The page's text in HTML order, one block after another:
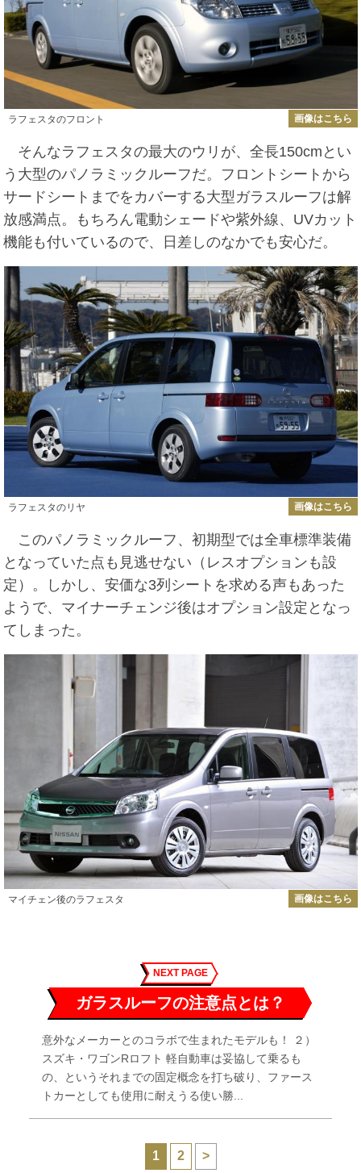
ラフェスタのフロント 画像はこちら
そんなラフェスタの最大のウリが、全長150cmとい
う大型のパノラミックルーフだ。フロントシートから
サードシートまでをカバーする大型ガラスルーフは解
放感満点。もちろん電動シェードや紫外線、UVカット
機能も付いているので、日差しのなかでも安心だ。
ラフェスタのリヤ 画像はこちら
このパノラミックルーフ、初期型では全車標準装備
となっていた点も見逃せない（レスオプションも設
定）。しかし、安価な3列シートを求める声もあった
ようで、マイナーチェンジ後はオプション設定となっ
てしまった。
マイチェン後のラフェスタ 画像はこちら
NEXT PAGE
ガラスルーフの注意点とは？
意外なメーカーとのコラボで生まれたモデルも！ ２）
スズキ・ワゴンRロフト 軽自動車は妥協して乗るも
の、というそれまでの固定概念を打ち破り、ファース
トカーとしても使用に耐えうる使い勝...
1 2 >